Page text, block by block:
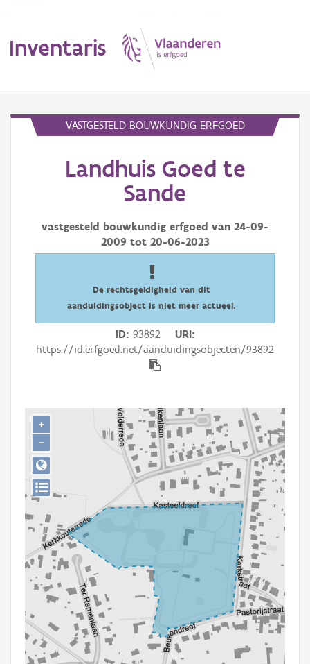
Inventaris
Waarneming
Downloads
VASTGESTELD BOUWKUNDIG ERFGOED
Landhuis Goed te
Sande
vastgesteld bouwkundig erfgoed van 24-09-
2009 tot 20-06-2023
De rechtsgeldigheid van dit
aanduidingsobject is niet meer actueel.
ID 93892
URI
https://id.erfgoed.net/aanduidingsobjecten/93892
+
−